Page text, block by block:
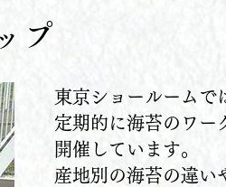
プ
東京ショールームで
定期的に海苔のワー
開催しています。
産地別の海苔の違い